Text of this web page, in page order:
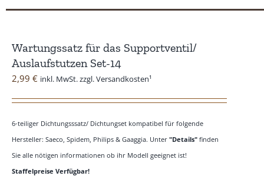
Wartungssatz für das Supportventil/
Auslaufstutzen Set-14
2,99 € inkl. MwSt. zzgl. Versandkosten¹
6-teiliger Dichtungsssatz/ Dichtungset kompatibel für folgende
Hersteller: Saeco, Spidem, Philips & Gaaggia. Unter "Details" finden
Sie alle nötigen informationen ob ihr Modell geeignet ist!
Staffelpreise Verfügbar!